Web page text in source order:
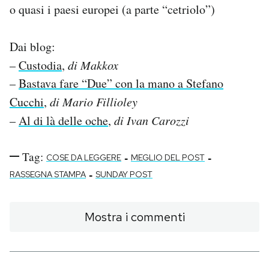
o quasi i paesi europei (a parte “cetriolo”)
Dai blog:
–Custodia, di Makkox
–Bastava fare “Due” con la mano a Stefano
Cucchi, di Mario Fillioley
–Al di là delle oche, di Ivan Carozzi
Tag: COSE DA LEGGERE - MEGLIO DEL POST -
RASSEGNA STAMPA - SUNDAY POST
Mostra i commenti